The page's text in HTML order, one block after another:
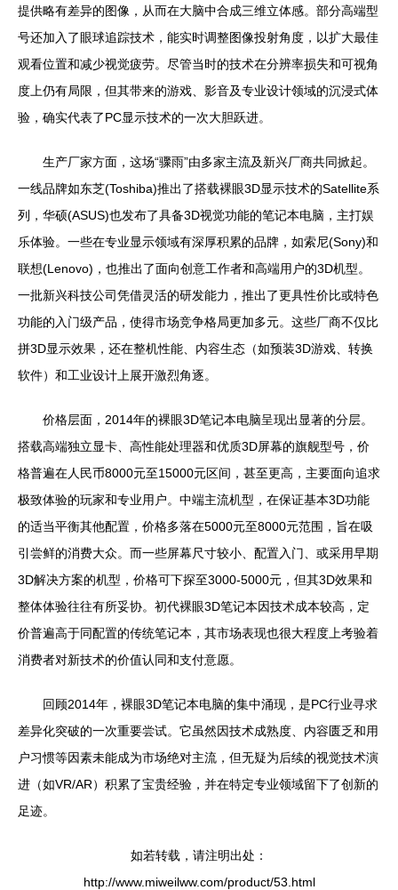
提供略有差异的图像，从而在大脑中合成三维立体感。部分高端型
号还加入了眼球追踪技术，能实时调整图像投射角度，以扩大最佳
观看位置和减少视觉疲劳。尽管当时的技术在分辨率损失和可视角
度上仍有局限，但其带来的游戏、影音及专业设计领域的沉浸式体
验，确实代表了PC显示技术的一次大胆跃进。
生产厂家方面，这场“骤雨”由多家主流及新兴厂商共同掀起。
一线品牌如东芝(Toshiba)推出了搭载裸眼3D显示技术的Satellite系
列，华硕(ASUS)也发布了具备3D视觉功能的笔记本电脑，主打娱
乐体验。一些在专业显示领域有深厚积累的品牌，如索尼(Sony)和
联想(Lenovo)，也推出了面向创意工作者和高端用户的3D机型。
一批新兴科技公司凭借灵活的研发能力，推出了更具性价比或特色
功能的入门级产品，使得市场竞争格局更加多元。这些厂商不仅比
拼3D显示效果，还在整机性能、内容生态（如预装3D游戏、转换
软件）和工业设计上展开激烈角逐。
价格层面，2014年的裸眼3D笔记本电脑呈现出显著的分层。
搭载高端独立显卡、高性能处理器和优质3D屏幕的旗舰型号，价
格普遍在人民币8000元至15000元区间，甚至更高，主要面向追求
极致体验的玩家和专业用户。中端主流机型，在保证基本3D功能
的适当平衡其他配置，价格多落在5000元至8000元范围，旨在吸
引尝鲜的消费大众。而一些屏幕尺寸较小、配置入门、或采用早期
3D解决方案的机型，价格可下探至3000-5000元，但其3D效果和
整体体验往往有所妥协。初代裸眼3D笔记本因技术成本较高，定
价普遍高于同配置的传统笔记本，其市场表现也很大程度上考验着
消费者对新技术的价值认同和支付意愿。
回顾2014年，裸眼3D笔记本电脑的集中涌现，是PC行业寻求
差异化突破的一次重要尝试。它虽然因技术成熟度、内容匮乏和用
户习惯等因素未能成为市场绝对主流，但无疑为后续的视觉技术演
进（如VR/AR）积累了宝贵经验，并在特定专业领域留下了创新的
足迹。
如若转载，请注明出处：
http://www.miweilww.com/product/53.html